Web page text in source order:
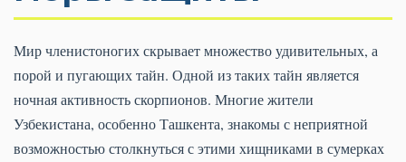
Мир членистоногих скрывает множество удивительных, а
порой и пугающих тайн. Одной из таких тайн является
ночная активность скорпионов. Многие жители
Узбекистана, особенно Ташкента, знакомы с неприятной
возможностью столкнуться с этими хищниками в сумерках